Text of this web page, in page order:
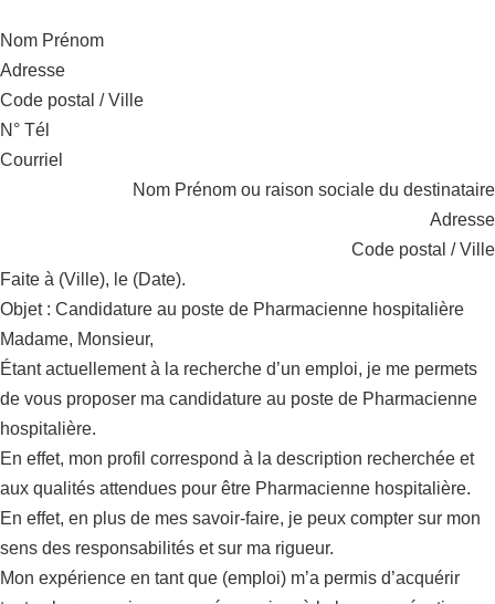
Nom Prénom
Adresse
Code postal / Ville
N° Tél
Courriel
Nom Prénom ou raison sociale du destinataire
Adresse
Code postal / Ville
Faite à (Ville), le (Date).
Objet : Candidature au poste de Pharmacienne hospitalière
Madame, Monsieur,
Étant actuellement à la recherche d’un emploi, je me permets
de vous proposer ma candidature au poste de Pharmacienne
hospitalière.
En effet, mon profil correspond à la description recherchée et
aux qualités attendues pour être Pharmacienne hospitalière.
En effet, en plus de mes savoir-faire, je peux compter sur mon
sens des responsabilités et sur ma rigueur.
Mon expérience en tant que (emploi) m’a permis d’acquérir